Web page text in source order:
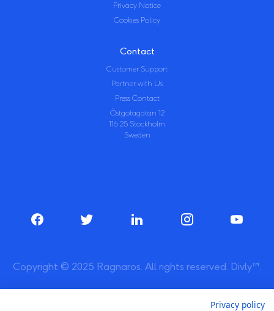
Privacy Notice
Cookies Policy
Contact
Customer Support
Partner with Us
Press Contact
Östgötagatan 12
116 25 Stockholm
Sweden
Copyright © 2025 Ragnaros. All rights reserved. Divly™.
Privacy policy